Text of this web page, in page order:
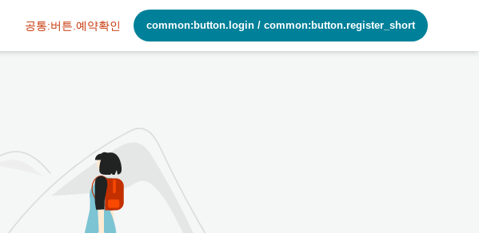
공통:버튼.예약확인 common:button.login / common:button.register_short